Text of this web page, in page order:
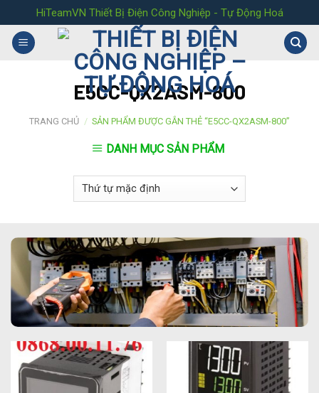
to
content
HiTeamVN Thiết Bị Điện Công Nghiệp - Tự Động Hoá
E5CC-QX2ASM-800
TRANG CHỦ / SẢN PHẨM ĐƯỢC GẮN THẺ “E5CC-QX2ASM-800”
DANH MỤC SẢN PHẨM